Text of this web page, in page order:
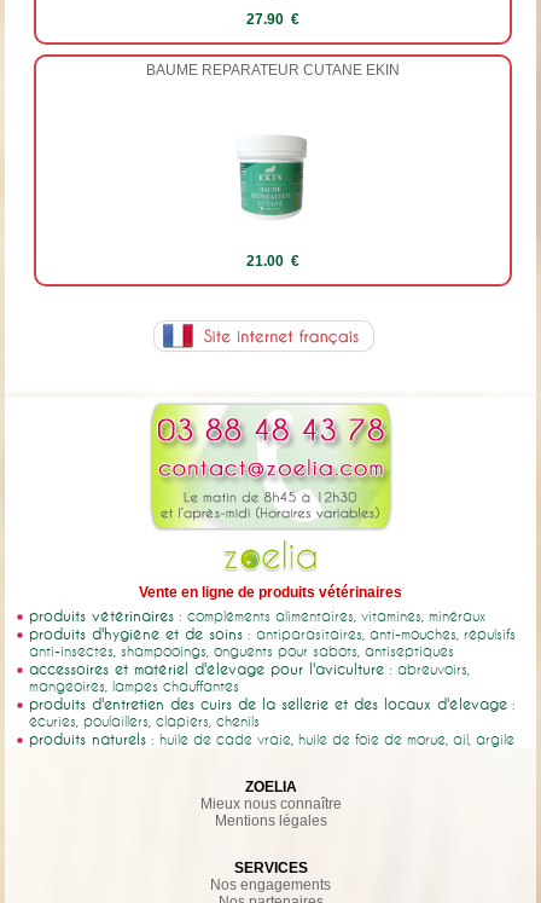
27.90 €
BAUME REPARATEUR CUTANE EKIN
21.00 €
Vente en ligne de produits vétérinaires
produits vétérinaires : compléments alimentaires, vitamines, minéraux
produits d'hygiène et de soins : antiparasitaires, anti-mouches, répulsifs
anti-insectes, shampooings, onguents pour sabots, antiseptiques
accessoires et matériel d'élevage pour l'aviculture : abreuvoirs,
mangeoires, lampes chauffantes
produits d'entretien des cuirs de la sellerie et des locaux d'élevage :
écuries, poulaillers, clapiers, chenils
produits naturels : huile de cade vraie, huile de foie de morue, ail, argile
ZOELIA
Mieux nous connaître
Mentions légales
SERVICES
Nos engagements